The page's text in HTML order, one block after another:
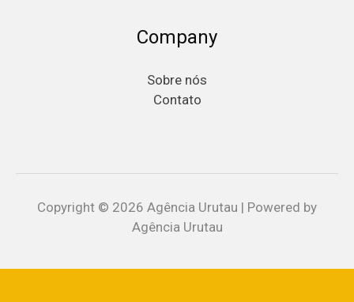
Company
Sobre nós
Contato
Copyright © 2026 Agência Urutau | Powered by
Agência Urutau